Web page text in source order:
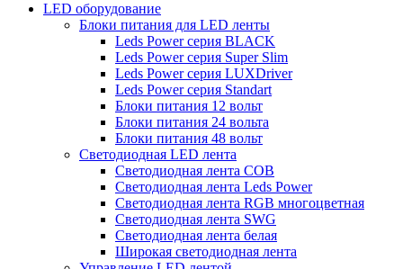
LED оборудование
Блоки питания для LED ленты
Leds Power cерия BLACK
Leds Power cерия Super Slim
Leds Power серия LUXDriver
Leds Power серия Standart
Блоки питания 12 вольт
Блоки питания 24 вольта
Блоки питания 48 вольт
Светодиодная LED лента
Светодиодная лента COB
Светодиодная лента Leds Power
Светодиодная лента RGB многоцветная
Светодиодная лента SWG
Светодиодная лента белая
Широкая светодиодная лента